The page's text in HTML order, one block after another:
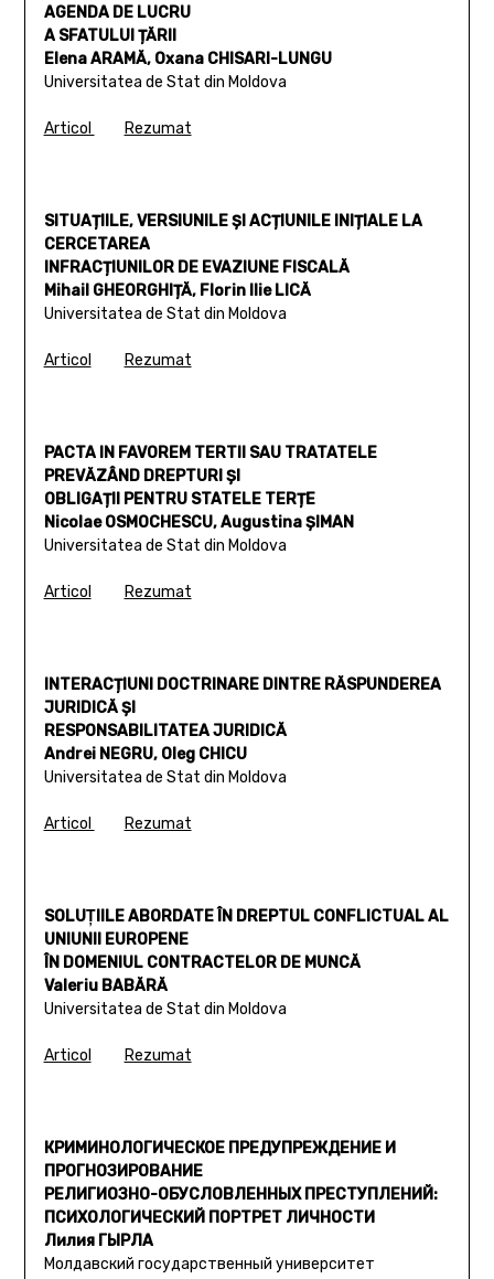
AGENDA DE LUCRU
A SFATULUI ȚĂRII
Elena ARAMĂ, Oxana CHISARI-LUNGU
Universitatea de Stat din Moldova
Articol Rezumat
SITUAȚIILE, VERSIUNILE ȘI ACȚIUNILE INIȚIALE LA
CERCETAREA
INFRACȚIUNILOR DE EVAZIUNE FISCALĂ
Mihail GHEORGHIȚĂ, Florin Ilie LICĂ
Universitatea de Stat din Moldova
Articol Rezumat
PACTA IN FAVOREM TERTII SAU TRATATELE
PREVĂZÂND DREPTURI ȘI
OBLIGAȚII PENTRU STATELE TERȚE
Nicolae OSMOCHESCU, Augustina ȘIMAN
Universitatea de Stat din Moldova
Articol Rezumat
INTERACȚIUNI DOCTRINARE DINTRE RĂSPUNDEREA
JURIDICĂ ȘI
RESPONSABILITATEA JURIDICĂ
Andrei NEGRU, Oleg CHICU
Universitatea de Stat din Moldova
Articol Rezumat
SOLUŢIILE ABORDATE ÎN DREPTUL CONFLICTUAL AL
UNIUNII EUROPENE
ÎN DOMENIUL CONTRACTELOR DE MUNCĂ
Valeriu BABĂRĂ
Universitatea de Stat din Moldova
Articol Rezumat
КРИМИНОЛОГИЧЕСКОЕ ПРЕДУПРЕЖДЕНИЕ И
ПРОГНОЗИРОВАНИЕ
РЕЛИГИОЗНО-ОБУСЛОВЛЕННЫХ ПРЕСТУПЛЕНИЙ:
ПСИХОЛОГИЧЕСКИЙ ПОРТРЕТ ЛИЧНОСТИ
Лилия ГЫРЛА
Молдавский государственный университет